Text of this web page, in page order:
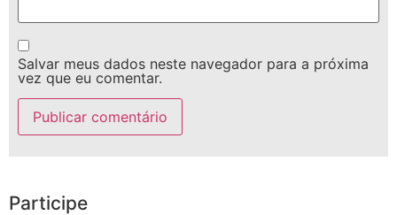
Salvar meus dados neste navegador para a próxima
vez que eu comentar.
Participe